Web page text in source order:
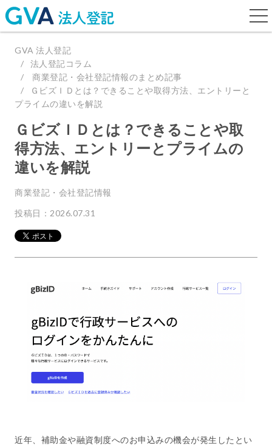
GVA 法人登記
法人登記コラム
商業登記・会社登記情報のまとめ記事
ＧビズＩＤとは？できることや取得方法、エントリーと
プライムの違いを解説
ＧビズＩＤとは？できることや取
得方法、エントリーとプライムの
違いを解説
商業登記・会社登記情報
投稿日：2026.07.31
近年、補助金や融資制度へのお申込みの機会が発生したとい